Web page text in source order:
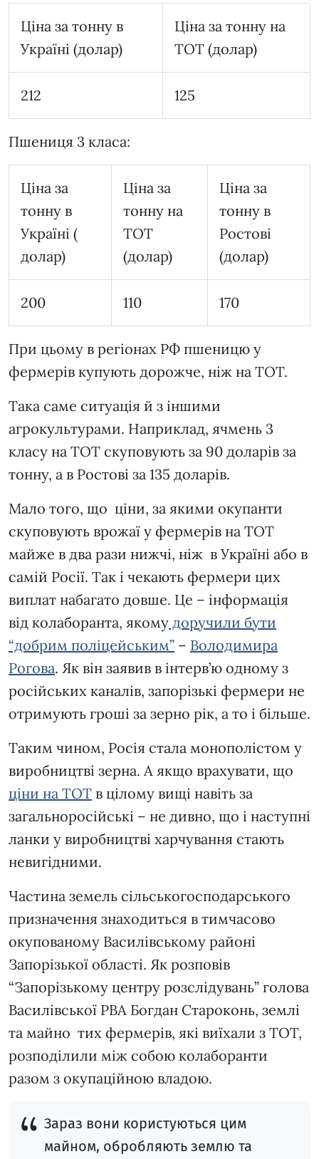
Ціна за тонну в
Україні (долар)
Ціна за тонну на
ТОТ (долар)
212 125
Пшениця 3 класа:
Ціна за
тонну в
Україні (
долар)
Ціна за
тонну на
ТОТ
(долар)
Ціна за
тонну в
Ростові
(долар)
200 110 170
При цьому в регіонах РФ пшеницю у
фермерів купують дорожче, ніж на ТОТ.
Така саме ситуація й з іншими
агрокультурами. Наприклад, ячмень 3
класу на ТОТ скуповують за 90 доларів за
тонну, а в Ростові за 135 доларів.
Мало того, що ціни, за якими окупанти
скуповують врожаї у фермерів на ТОТ
майже в два рази нижчі, ніж в Україні або в
самій Росії. Так і чекають фермери цих
виплат набагато довше. Це – інформація
від колаборанта, якому доручили бути
“добрим поліцейським” – Володимира
Рогова. Як він заявив в інтерв’ю одному з
російських каналів, запорізькі фермери не
отримують гроші за зерно рік, а то і більше.
Таким чином, Росія стала монополістом у
виробництві зерна. А якщо врахувати, що
ціни на ТОТ в цілому вищі навіть за
загальноросійські – не дивно, що і наступні
ланки у виробництві харчування стають
невигідними.
Частина земель сільськогосподарського
призначення знаходиться в тимчасово
окупованому Василівському районі
Запорізької області. Як розповів
“Запорізькому центру розслідувань” голова
Василівської РВА Богдан Староконь, землі
та майно тих фермерів, які виїхали з ТОТ,
розподілили між собою колаборанти
разом з окупаційною владою.
Зараз вони користуються цим
майном, обробляють землю та